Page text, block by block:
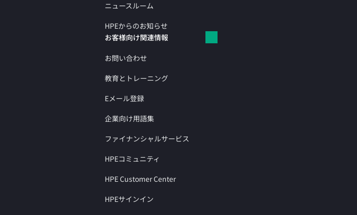
ニュースルーム
HPEからのお知らせ
お客様向け関連情報
お問い合わせ
教育とトレーニング
Eメール登録
企業向け用語集
ファイナンシャルサービス
HPEコミュニティ
HPE Customer Center
HPEサインイン